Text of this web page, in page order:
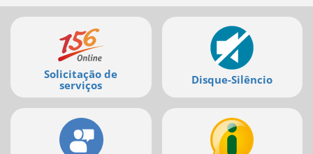
Mais
serviços
Solicitação de
serviços
Disque-Silêncio